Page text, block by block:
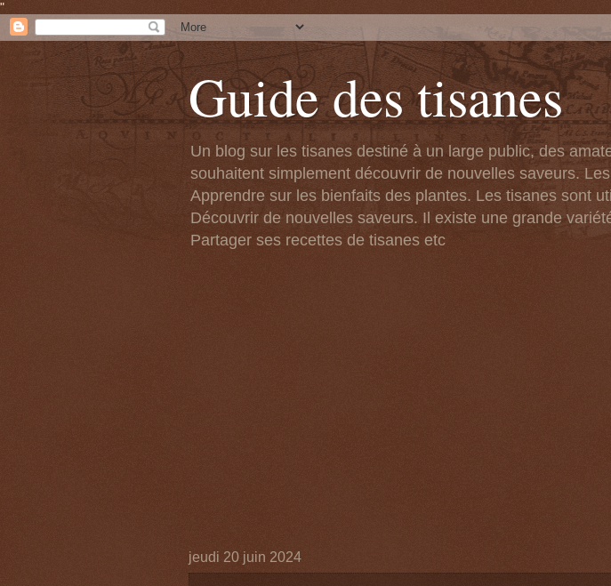
"
Guide des tisanes
Un blog sur les tisanes destiné à un large public, des
souhaitent simplement découvrir de nouvelles saveurs.
Apprendre sur les bienfaits des plantes. Les tisanes sont
Découvrir de nouvelles saveurs. Il existe une grande
Partager ses recettes de tisanes etc
jeudi 20 juin 2024